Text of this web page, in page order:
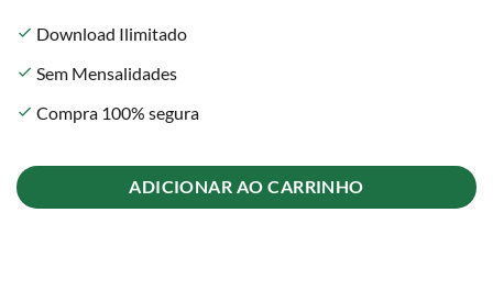
check Download Ilimitado
check Sem Mensalidades
check Compra 100% segura
ADICIONAR AO CARRINHO